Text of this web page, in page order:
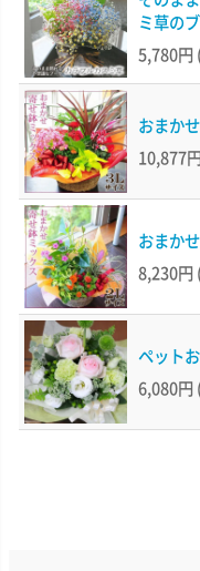
ミ草の
5,780円
おまか
10,877
おまか
8,230円
ペット
6,080円